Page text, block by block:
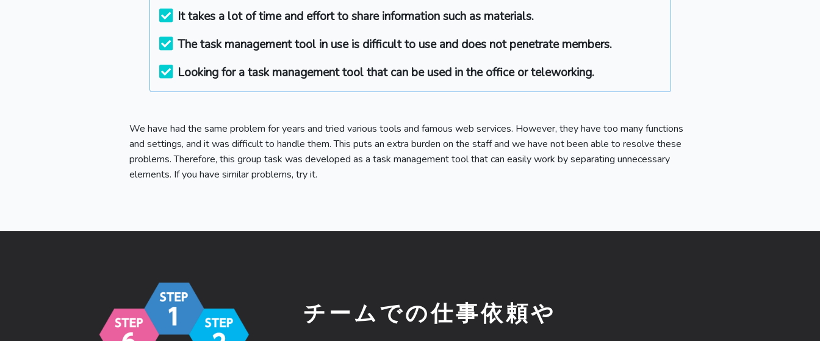
It takes a lot of time and effort to share information such as materials.
The task management tool in use is difficult to use and does not penetrate members.
Looking for a task management tool that can be used in the office or teleworking.
We have had the same problem for years and tried various tools and famous web services. However, they have too many functions
and settings, and it was difficult to handle them. This puts an extra burden on the staff and we have not been able to resolve these
problems. Therefore, this group task was developed as a task management tool that can easily work by separating unnecessary
elements. If you have similar problems, try it.
チームでの仕事依頼や